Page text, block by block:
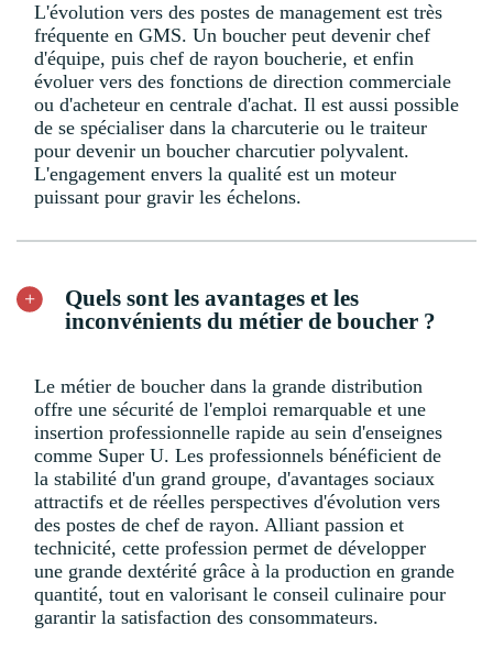
L'évolution vers des postes de management est très
fréquente en GMS. Un boucher peut devenir chef
d'équipe, puis chef de rayon boucherie, et enfin
évoluer vers des fonctions de direction commerciale
ou d'acheteur en centrale d'achat. Il est aussi possible
de se spécialiser dans la charcuterie ou le traiteur
pour devenir un boucher charcutier polyvalent.
L'engagement envers la qualité est un moteur
puissant pour gravir les échelons.
Quels sont les avantages et les
inconvénients du métier de boucher ?
Le métier de boucher dans la grande distribution
offre une sécurité de l'emploi remarquable et une
insertion professionnelle rapide au sein d'enseignes
comme Super U. Les professionnels bénéficient de
la stabilité d'un grand groupe, d'avantages sociaux
attractifs et de réelles perspectives d'évolution vers
des postes de chef de rayon. Alliant passion et
technicité, cette profession permet de développer
une grande dextérité grâce à la production en grande
quantité, tout en valorisant le conseil culinaire pour
garantir la satisfaction des consommateurs.